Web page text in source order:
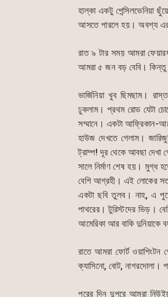
হাল্কা একটু পেন্সিলভেনিয়া
আসতে পারলে হয়। অবশ্য এর
রাত ৯ টার সময় আমরা
আমরা ৫ জন বড় বেবি। কিন্তু
ভার্জিনিয়া খুব ছিমছাম।
ঢুকলাম। প্রথম রোড যেটা
সম্মানে। একটা আফ্রিকান-
হাউজ দেখতে গেলাম।
ট্রাম্প! দূর থেকে আবছা দেখা
সালে নির্মাণ শেষ হয়। মুগ্ধ
বেশি আগ্রহী। এই লোকের
একটা ছবি তুলব। নাহ, এ পুরো
পাথরের। টুরিস্টদের ভিড়।
আমেরিকা আর বাকি দুনিয়াকে
রাতে আমরা ফোর্ট ওয়াশিংটন
ক্যাসিনো, বোট, নাগরদোলা।
পরের দিন দুপুরে আমরা